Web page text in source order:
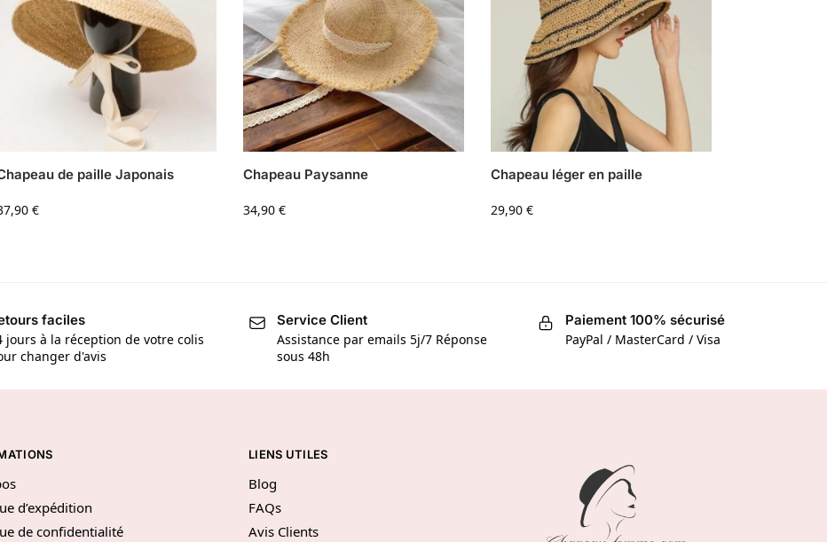
de paille Japonais
€
Chapeau Paysanne
34,90€
Chapeau léger en paille
29,90€
faciles
jours à la réception de votre colis
changer d'avis
Service Client
Assistance par emails 5j/7 Réponse
sous 48h
Paiement 100% sécurisé
PayPal / MasterCard / Visa
d’expédition
de confidentialité
LIENS UTILES
Blog
FAQs
Avis Clients